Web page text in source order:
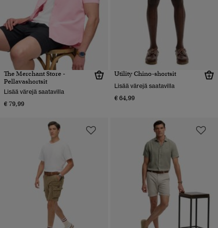
The Merchant Store -
Pellavashortsit
Lisää värejä saatavilla
€ 79,99
Utility Chino-shortsit
Lisää värejä saatavilla
€ 64,99